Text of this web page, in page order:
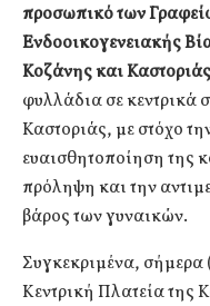
προσωπικό των
Ενδοοικογενειακής
Κοζάνης και Καστοριάς
φυλλάδια σε κεντρικά
Καστοριάς, με στόχο
ευαισθητοποίηση της
πρόληψη και την
βάρος των γυναικών.
Συγκεκριμένα, σήμερα
Κεντρική Πλατεία της